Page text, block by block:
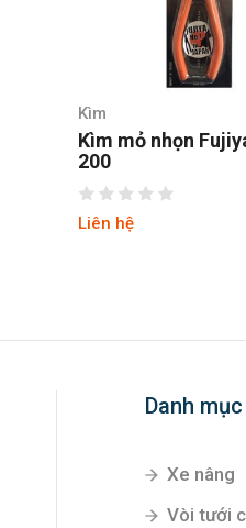
Kìm
Kìm mỏ nhọn
200
Liên hệ
Danh
Xe nâng
Vòi tưới